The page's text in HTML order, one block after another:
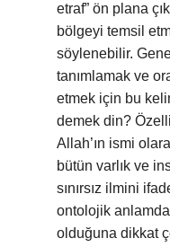
etraf” ön plana
bölgeyi temsil
söylenebilir.
tanımlamak ve
etmek için bu
demek din?
Allah’ın ismi
bütün varlık ve
sınırsız ilmini
ontolojik
olduğuna dikkat